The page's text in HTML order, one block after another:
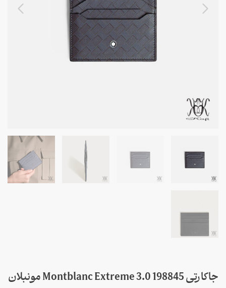
جاکارتی 198845 Montblanc Extreme 3.0 مونبلان